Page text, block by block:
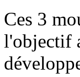
Ces 3
l'objectif